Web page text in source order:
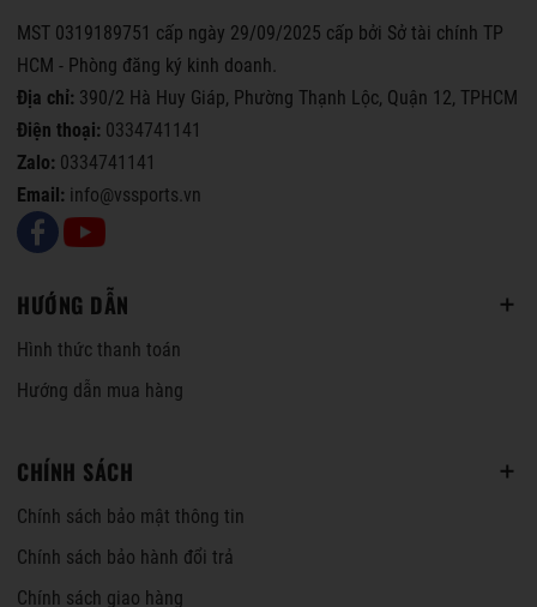
MST 0319189751 cấp ngày 29/09/2025 cấp bởi Sở tài chính TP
HCM - Phòng đăng ký kinh doanh.
Địa chỉ: 390/2 Hà Huy Giáp, Phường Thạnh Lộc, Quận 12, TPHCM
Điện thoại: 0334741141
Zalo: 0334741141
Email: info@vssports.vn
HƯỚNG DẪN
Hình thức thanh toán
Hướng dẫn mua hàng
CHÍNH SÁCH
Chính sách bảo mật thông tin
Chính sách bảo hành đổi trả
Chính sách giao hàng